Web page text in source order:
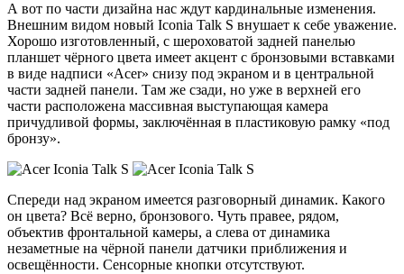
А вот по части дизайна нас ждут кардинальные изменения.
Внешним видом новый Iconia Talk S внушает к себе уважение.
Хорошо изготовленный, с шероховатой задней панелью
планшет чёрного цвета имеет акцент с бронзовыми вставками
в виде надписи «Acer» снизу под экраном и в центральной
части задней панели. Там же сзади, но уже в верхней его
части расположена массивная выступающая камера
причудливой формы, заключённая в пластиковую рамку «под
бронзу».
Спереди над экраном имеется разговорный динамик. Какого
он цвета? Всё верно, бронзового. Чуть правее, рядом,
объектив фронтальной камеры, а слева от динамика
незаметные на чёрной панели датчики приближения и
освещённости. Сенсорные кнопки отсутствуют.